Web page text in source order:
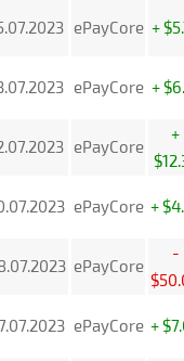
ePayCore +
ePayCore +
ePayCore
+
ePayCore +
ePayCore
-
ePayCore +